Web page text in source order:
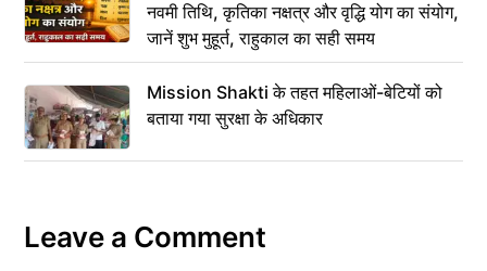
नवमी तिथि, कृतिका नक्षत्र और वृद्धि योग का संयोग,
जानें शुभ मुहूर्त, राहुकाल का सही समय
Mission Shakti के तहत महिलाओं-बेटियों को
बताया गया सुरक्षा के अधिकार
Leave a Comment